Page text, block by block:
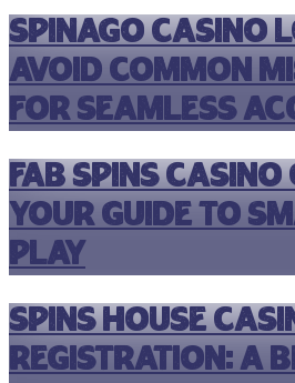
Spinago Casino
Avoid Common
for Seamless
Fab Spins Casino
Your Guide to
Play
Spins House
Registration: A